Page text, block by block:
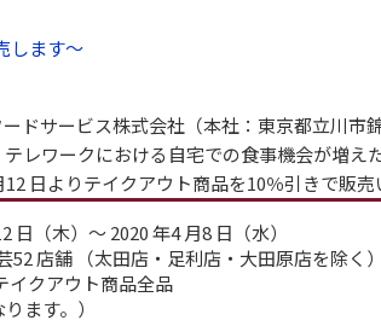
します～
ドサービス株式会社（本社：東京都立川市
レワークにおける自宅での食事機会が増え
日よりテイクアウト商品を10％引きで販売
（木）～ 2020 年4 月8 日（水）
店舗 （太田店・足利店・大田原店を除く）
クアウト商品全品
ます。）